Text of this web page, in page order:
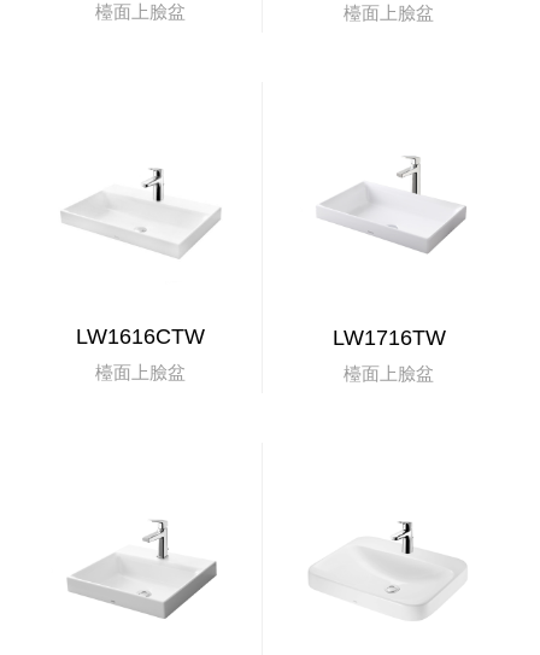
檯面上臉盆 檯面上臉盆
LW1616CTW
檯面上臉盆
LW1716TW
檯面上臉盆